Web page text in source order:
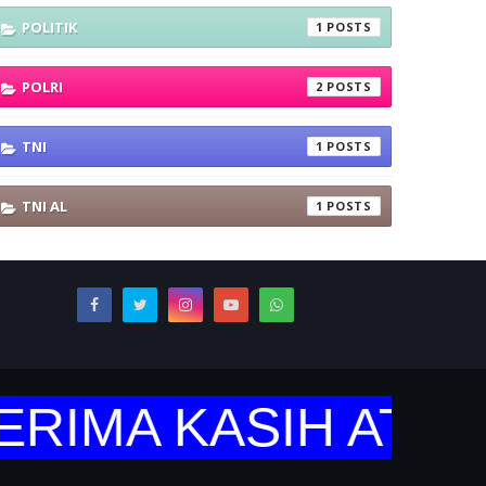
POLITIK 1
POLRI 2
TNI 1
TNI AL 1
KASIH ATAS